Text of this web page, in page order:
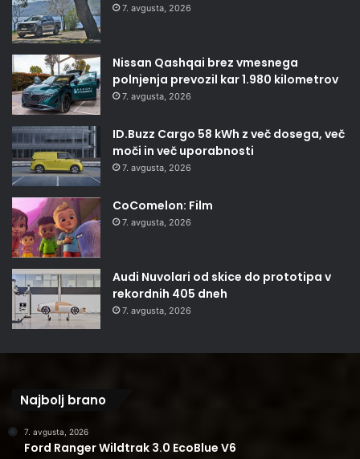
7. avgusta, 2026
Nissan Qashqai brez vmesnega
polnjenja prevozil kar 1.980 kilometrov
7. avgusta, 2026
ID.Buzz Cargo 58 kWh z več dosega, več
moči in več uporabnosti
7. avgusta, 2026
CoComelon: Film
7. avgusta, 2026
Audi Nuvolari od skice do prototipa v
rekordnih 405 dneh
7. avgusta, 2026
Najbolj brano
7. avgusta, 2026
Ford Ranger Wildtrak 3.0 EcoBlue V6